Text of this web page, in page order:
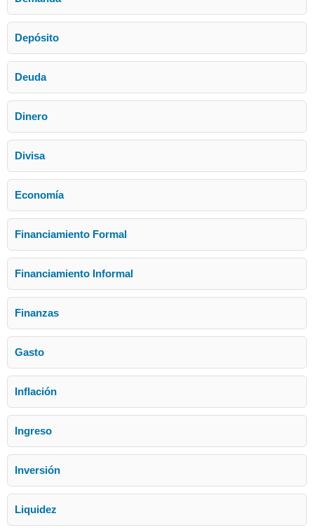
Depósito
Deuda
Dinero
Divisa
Economía
Financiamiento Formal
Financiamiento Informal
Finanzas
Gasto
Inflación
Ingreso
Inversión
Liquidez